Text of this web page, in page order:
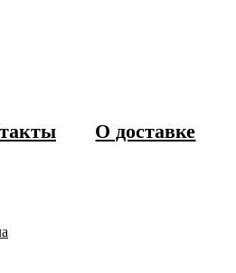
О доставке